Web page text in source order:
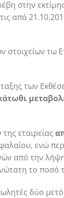
στην
από
στοιχείων τω
των
εταιρείας
ενώ
από την
το ποσό
δύο